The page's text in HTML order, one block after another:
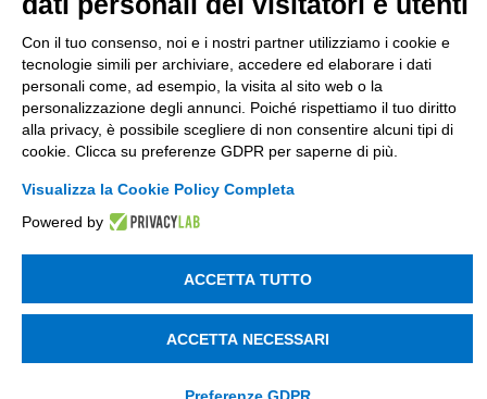
UTILITÀ
Recupero Password
Verifica attestato di presenza
POLICIES AND TERMS
© 2003 - 2026 Tinexta Visura S.p.A.Visura.it
Con il tuo consenso, noi e i nostri partner utilizziamo i cookie e
tecnologie simili per archiviare, accedere ed elaborare i dati
personali come, ad esempio, la visita al sito web o la
personalizzazione degli annunci. Poiché rispettiamo il tuo diritto
alla privacy, è possibile scegliere di non consentire alcuni tipi di
cookie. Clicca su preferenze GDPR per saperne di più.
Visualizza la Cookie Policy Completa
Powered by
ACCETTA TUTTO
ACCETTA NECESSARI